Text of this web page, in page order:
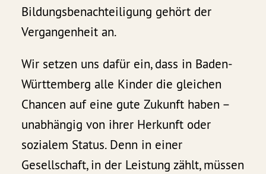
Bildungsbenachteiligung gehört der
Vergangenheit an.
Wir setzen uns dafür ein, dass in Baden-
Württemberg alle Kinder die gleichen
Chancen auf eine gute Zukunft haben –
unabhängig von ihrer Herkunft oder
sozialem Status. Denn in einer
Gesellschaft, in der Leistung zählt, müssen